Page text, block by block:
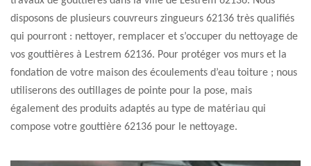
disposons de plusieurs couvreurs zingueurs 62136 très qualifiés
qui pourront : nettoyer, remplacer et s’occuper du nettoyage de
vos gouttières à Lestrem 62136. Pour protéger vos murs et la
fondation de votre maison des écoulements d’eau toiture ; nous
utiliserons des outillages de pointe pour la pose, mais
également des produits adaptés au type de matériau qui
compose votre gouttière 62136 pour le nettoyage.